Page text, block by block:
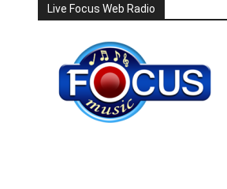
Live Focus Web Radio